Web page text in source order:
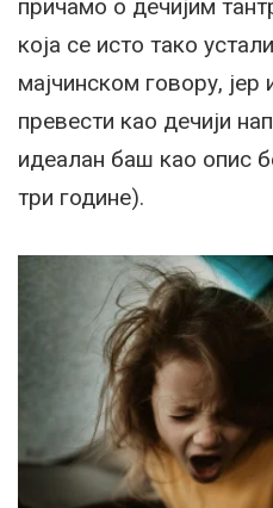
причамо о дечијим
која се исто тако
мајчинском говору, јер
превести као дечији
идеалан баш као опис
три године).